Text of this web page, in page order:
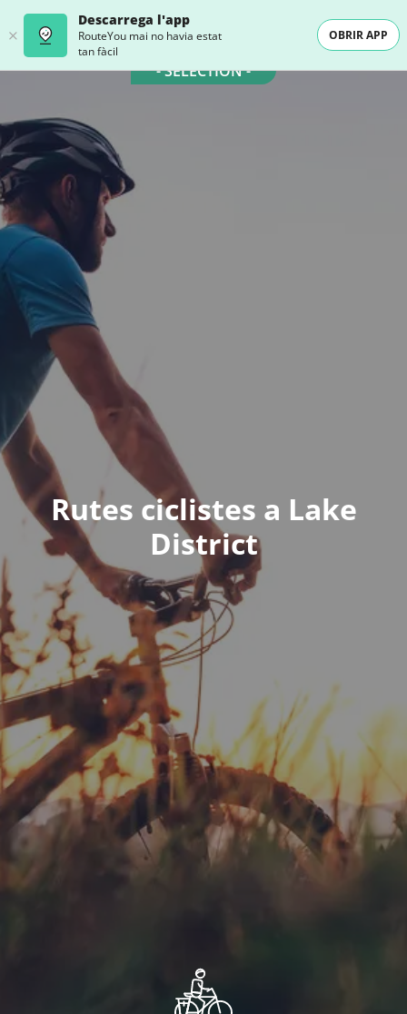
Descarrega l'app
RouteYou mai no havia estat
tan fàcil
OBRIR APP
- SELECTION -
Rutes ciclistes a Lake
District